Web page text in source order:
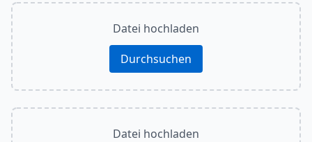
Datei hochladen
Durchsuchen
Datei hochladen